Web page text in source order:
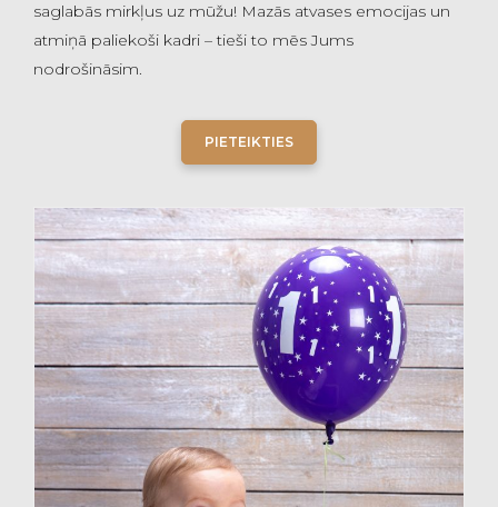
saglabās mirkļus uz mūžu! Mazās atvases emocijas un
atmiņā paliekoši kadri – tieši to mēs Jums
nodrošināsim.
PIETEIKTIES